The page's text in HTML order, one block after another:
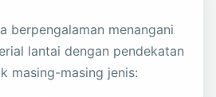
berpengalaman menangani
lantai dengan pendekatan
masing-masing jenis: